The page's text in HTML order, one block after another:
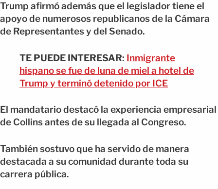
Trump afirmó además que el legislador tiene el
apoyo de numerosos republicanos de la Cámara
de Representantes y del Senado.
TE PUEDE INTERESAR: Inmigrante
hispano se fue de luna de miel a hotel de
Trump y terminó detenido por ICE
El mandatario destacó la experiencia empresarial
de Collins antes de su llegada al Congreso.
También sostuvo que ha servido de manera
destacada a su comunidad durante toda su
carrera pública.